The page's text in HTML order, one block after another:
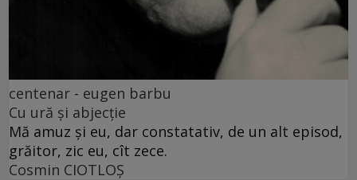
centenar - eugen barbu
Cu ură și abjecție
Mă amuz și eu, dar constatativ, de un alt episod,
grăitor, zic eu, cît zece.
Cosmin CIOTLOŞ